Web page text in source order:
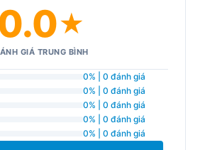
★
GIÁ TRUNG BÌNH
0% | 0 đánh giá
0% | 0 đánh giá
0% | 0 đánh giá
0% | 0 đánh giá
0% | 0 đánh giá